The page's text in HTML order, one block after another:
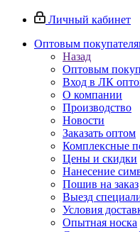
Личный кабинет
Оптовым
Назад
Оптовым
Вход в ЛК
О компании
Производство
Новости
Заказать оптом
Комплексные
Цены и скидки
Нанесение
Пошив на заказ
Выезд
Условия
Опытная носка